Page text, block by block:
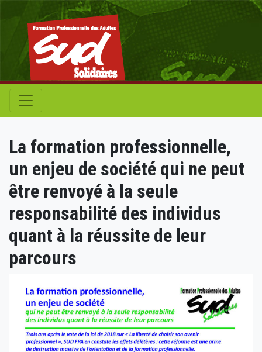
La formation professionnelle,
un enjeu de société qui ne peut
être renvoyé à la seule
responsabilité des individus
quant à la réussite de leur
parcours